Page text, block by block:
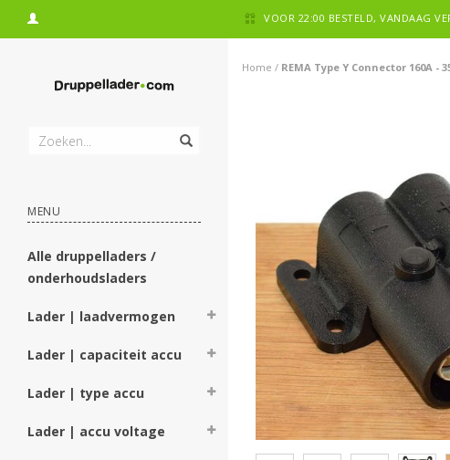
VOOR 22:00 BESTELD, VANDAAG
MENU
Alle druppelladers /
onderhoudsladers
Lader | laadvermogen
Lader | capaciteit accu
Lader | type accu
Lader | accu voltage
Home / REMA Type Y Connector 160A -